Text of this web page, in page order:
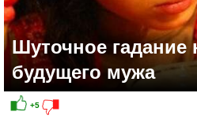
Шуточное гадание
будущего мужа